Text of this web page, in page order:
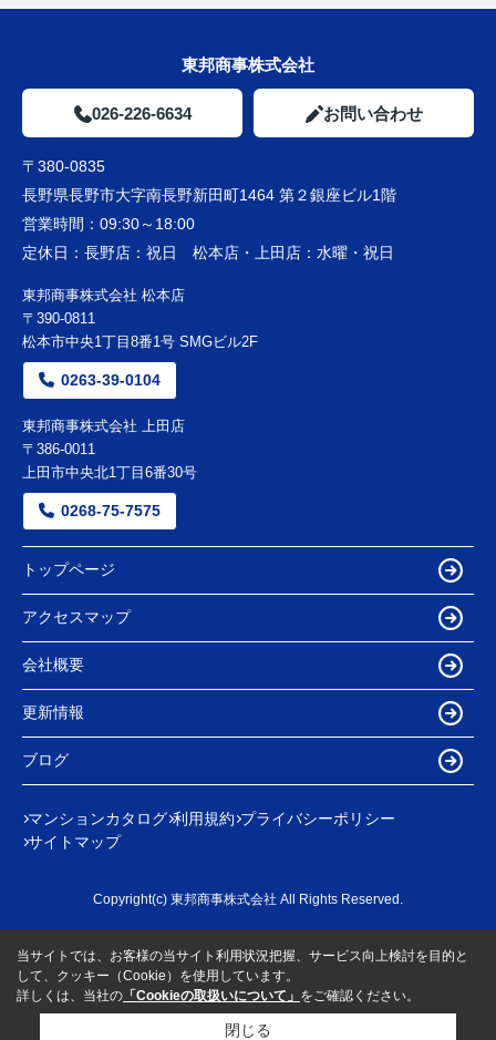
東邦商事株式会社
026-226-6634 お問い合わせ
〒380-0835
長野県長野市大字南長野新田町1464 第２銀座ビル1階
営業時間： 09:30～18:00
定休日： 長野店：祝日 松本店・上田店：水曜・祝日
東邦商事株式会社 松本店
〒390-0811
松本市中央1丁目8番1号 SMGビル2F
0263-39-0104
東邦商事株式会社 上田店
〒386-0011
上田市中央北1丁目6番30号
0268-75-7575
トップページ
アクセスマップ
会社概要
更新情報
ブログ
マンションカタログ 利用規約 プライバシーポリシー
サイトマップ
Copyright(c) 東邦商事株式会社 All Rights Reserved.
当サイトでは、お客様の当サイト利用状況把握、サービス向上検討を目的と
して、クッキー（Cookie）を使用しています。
詳しくは、当社の 「Cookieの取扱いについて」 をご確認ください。
閉じる